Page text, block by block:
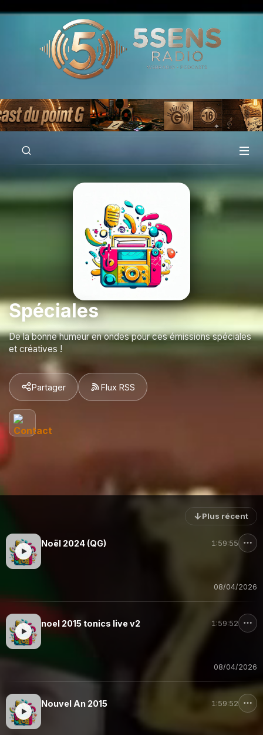
Spéciales
De la bonne humeur en ondes pour ces émissions spéciales
et créatives !
Partager Flux RSS
↓Plus récent
Noël 2024 (QG) 1:59:55
08/04/2026
noel 2015 tonics live v2 1:59:52
08/04/2026
Nouvel An 2015 1:59:52